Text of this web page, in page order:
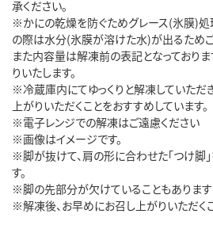
承ください。
※かにの乾燥を防ぐためグレース(氷膜)処
の際は水分(氷膜が溶けた水)が出るためご
また内容量は解凍前の表記となっており
りいたします。
※冷蔵庫内にてゆっくりと解凍していただ
上がりいただくことをおすすめしています。
※電子レンジでの解凍はご遠慮ください
※画像はイメージです。
※脚が抜けて、肩の形に合わせた「つけ脚
す。
※脚の先部分が欠けていることもあります
※解凍後、お早めにお召し上がりいただく